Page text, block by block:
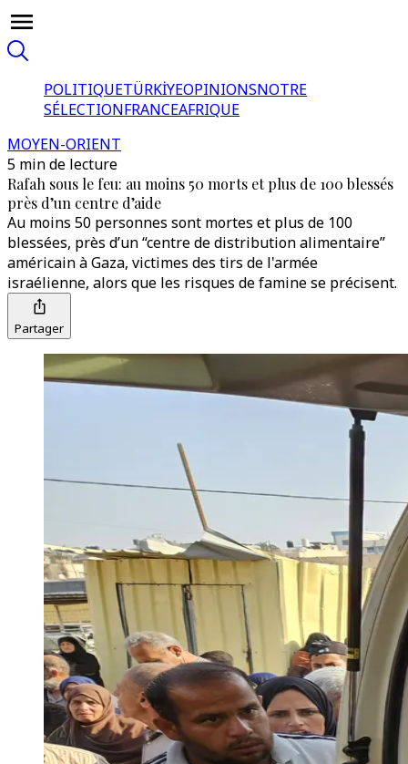
POLITIQUETÜRKİYEOPINIONSNOTRE
SÉLECTIONFRANCEAFRIQUE
MOYEN-ORIENT
5 min de lecture
Rafah sous le feu: au moins 50 morts et plus de 100 blessés
près d’un centre d’aide
Au moins 50 personnes sont mortes et plus de 100
blessées, près d’un “centre de distribution alimentaire”
américain à Gaza, victimes des tirs de l'armée
israélienne, alors que les risques de famine se précisent.
Partager